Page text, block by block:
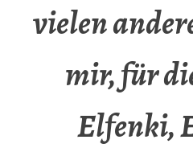
vielen
mir, für
Elfenki,